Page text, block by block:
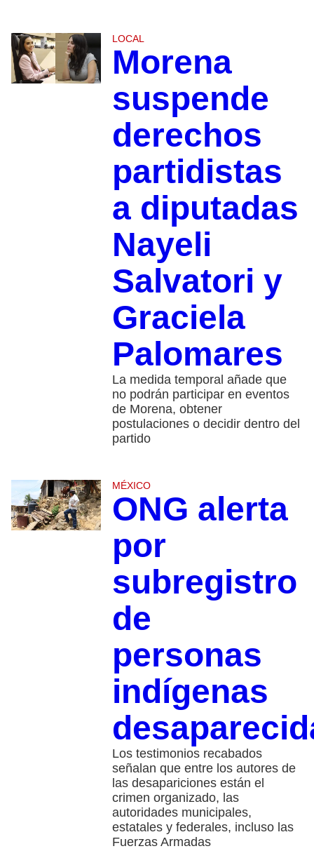
LOCAL
Morena
suspende
derechos
partidistas
a diputadas
Nayeli
Salvatori y
Graciela
Palomares
La medida temporal añade que
no podrán participar en eventos
de Morena, obtener
postulaciones o decidir dentro del
partido
MÉXICO
ONG alerta
por
subregistro
de
personas
indígenas
Los testimonios recabados
señalan que entre los autores de
las desapariciones están el
crimen organizado, las
autoridades municipales,
estatales y federales, incluso las
Fuerzas Armadas